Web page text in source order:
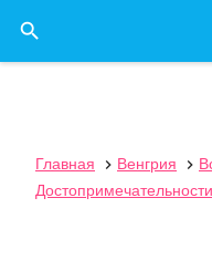

Главная  Венгрия 
Достопримечательности